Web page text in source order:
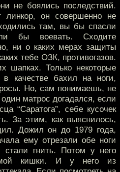
не боялись последствий.
линкор, он совершенно не
там, вы бы спасли
бы воевать. Сходите
ни о каких мерах защиты
тебе ОЗК, противогазов.
шапках. Только некоторые
качестве бахил на ноги,
Но, сам понимаешь, не
матрос догадался, если
“Саратога”, себе кусочек
За этим, как выяснилось,
Дожил он до 1979 года,
ему отрезали обе ноги
стали гнить. Потом у него
кишки. И у него из